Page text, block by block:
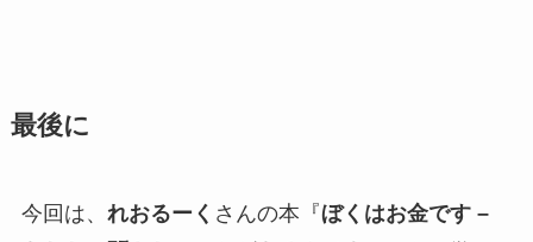
最後に
今回は、 れおるーく さんの本『ぼくはお金です –